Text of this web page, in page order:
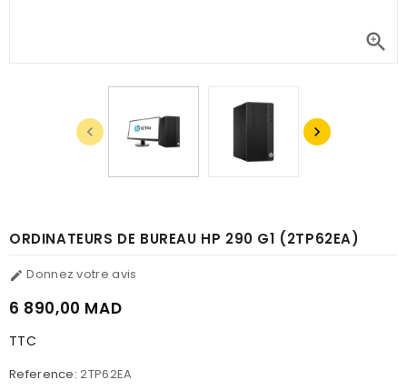

 
ORDINATEURS DE BUREAU HP 290 G1 (2TP62EA)
 Donnez votre avis
6 890,00 MAD
TTC
Reference: 2TP62EA